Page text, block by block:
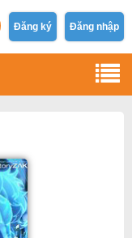
Đăng ký Đăng nhập